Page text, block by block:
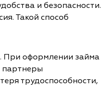
и безопасности.
Такой способ
При оформлении займа
партнеры
трудоспособности,